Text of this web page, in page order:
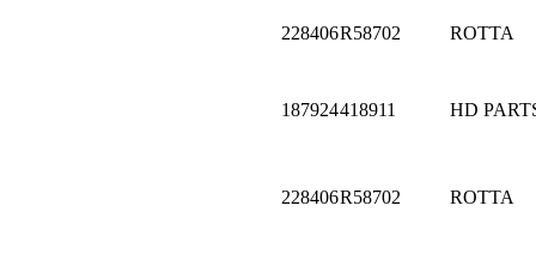
228406R58702 ROTTA
187924418911 HD
228406R58702 ROTTA